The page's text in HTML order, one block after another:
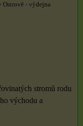
Ostrově - výdejna
stromů rodu
východu a